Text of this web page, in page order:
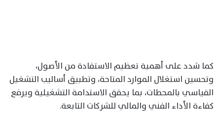
كما شدد على أهمية تعظيم الاستفادة من الأصول،
وتحسين استغلال الموارد المتاحة، وتطبيق أساليب التشغيل
القياسي بالمحطات، بما يحقق الاستدامة التشغيلية ويرفع
كفاءة الأداء الفني والمالي للشركات التابعة.